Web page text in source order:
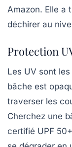
Amazon. Elle a
déchirer au
Protection
Les UV sont
bâche est
traverser les
Cherchez une
certifié UPF 50+